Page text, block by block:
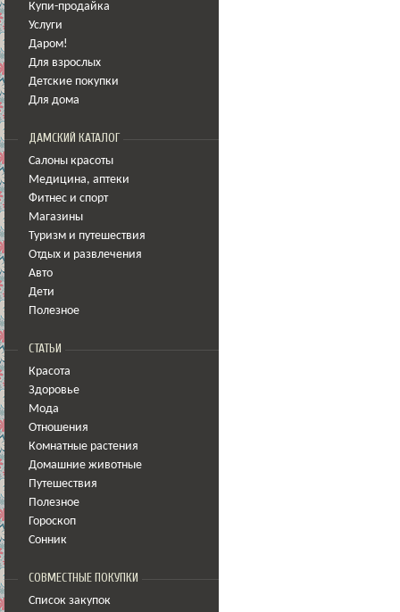
Купи-продайка
Услуги
Даром!
Для взрослых
Детские покупки
Для дома
ДАМСКИЙ КАТАЛОГ
Салоны красоты
Медицина, аптеки
Фитнес и спорт
Магазины
Туризм и путешествия
Отдых и развлечения
Авто
Дети
Полезное
СТАТЬИ
Красота
Здоровье
Мода
Отношения
Комнатные растения
Домашние животные
Путешествия
Полезное
Гороскоп
Сонник
СОВМЕСТНЫЕ ПОКУПКИ
Список закупок